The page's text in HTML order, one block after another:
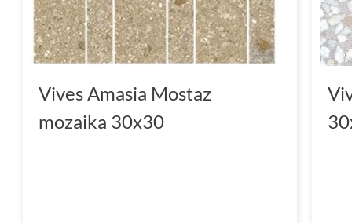
Vives Amasia Mostaz
mozaika 30x30